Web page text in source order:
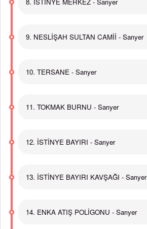
9. NESLİŞAH SULTAN CAMİİ - Sarıyer
10. TERSANE - Sarıyer
11. TOKMAK BURNU - Sarıyer
12. İSTİNYE BAYIRI - Sarıyer
13. İSTİNYE BAYIRI KAVŞAĞI - Sarıyer
14. ENKA ATIŞ POLİGONU - Sarıyer